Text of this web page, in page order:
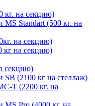
кг. на секцию)
MS Standart (500 кг. на
на секцию)
кг на секцию)
секцию)
SB (2100 кг на стеллаж)
Т (2200 кг. на